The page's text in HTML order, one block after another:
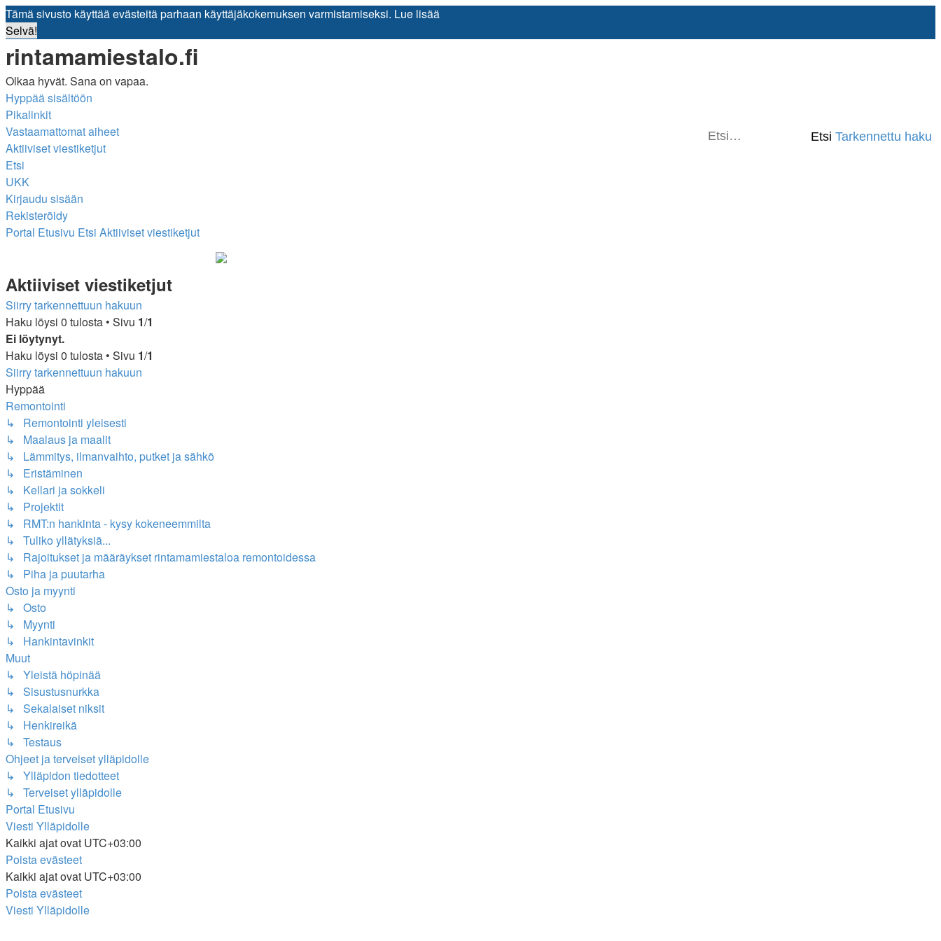
Tämä sivusto käyttää evästeitä parhaan käyttäjäkokemuksen varmistamiseksi. Lue lisää
Selvä!
rintamamiestalo.fi
Olkaa hyvät. Sana on vapaa.
Hyppää sisältöön
Etsi Tarkennettu haku
Pikalinkit
Vastaamattomat aiheet
Aktiiviset viestiketjut
Etsi
UKK
Kirjaudu sisään
Rekisteröidy
Portal Etusivu Etsi Aktiiviset viestiketjut
Aktiiviset viestiketjut
Siirry tarkennettuun hakuun
Haku löysi 0 tulosta • Sivu 1/1
Ei löytynyt.
Haku löysi 0 tulosta • Sivu 1/1
Siirry tarkennettuun hakuun
Hyppää
Remontointi
↳ Remontointi yleisesti
↳ Maalaus ja maalit
↳ Lämmitys, ilmanvaihto, putket ja sähkö
↳ Eristäminen
↳ Kellari ja sokkeli
↳ Projektit
↳ RMT:n hankinta - kysy kokeneemmilta
↳ Tuliko yllätyksiä...
↳ Rajoitukset ja määräykset rintamamiestaloa remontoidessa
↳ Piha ja puutarha
Osto ja myynti
↳ Osto
↳ Myynti
↳ Hankintavinkit
Muut
↳ Yleistä höpinää
↳ Sisustusnurkka
↳ Sekalaiset niksit
↳ Henkireikä
↳ Testaus
Ohjeet ja terveiset ylläpidolle
↳ Ylläpidon tiedotteet
↳ Terveiset ylläpidolle
Portal Etusivu
Viesti Ylläpidolle
Kaikki ajat ovat UTC+03:00
Poista evästeet
Kaikki ajat ovat UTC+03:00
Poista evästeet
Viesti Ylläpidolle